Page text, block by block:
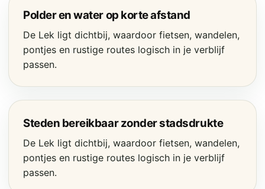
Polder en water op korte afstand
De Lek ligt dichtbij, waardoor fietsen, wandelen,
pontjes en rustige routes logisch in je verblijf
passen.
Steden bereikbaar zonder stadsdrukte
De Lek ligt dichtbij, waardoor fietsen, wandelen,
pontjes en rustige routes logisch in je verblijf
passen.